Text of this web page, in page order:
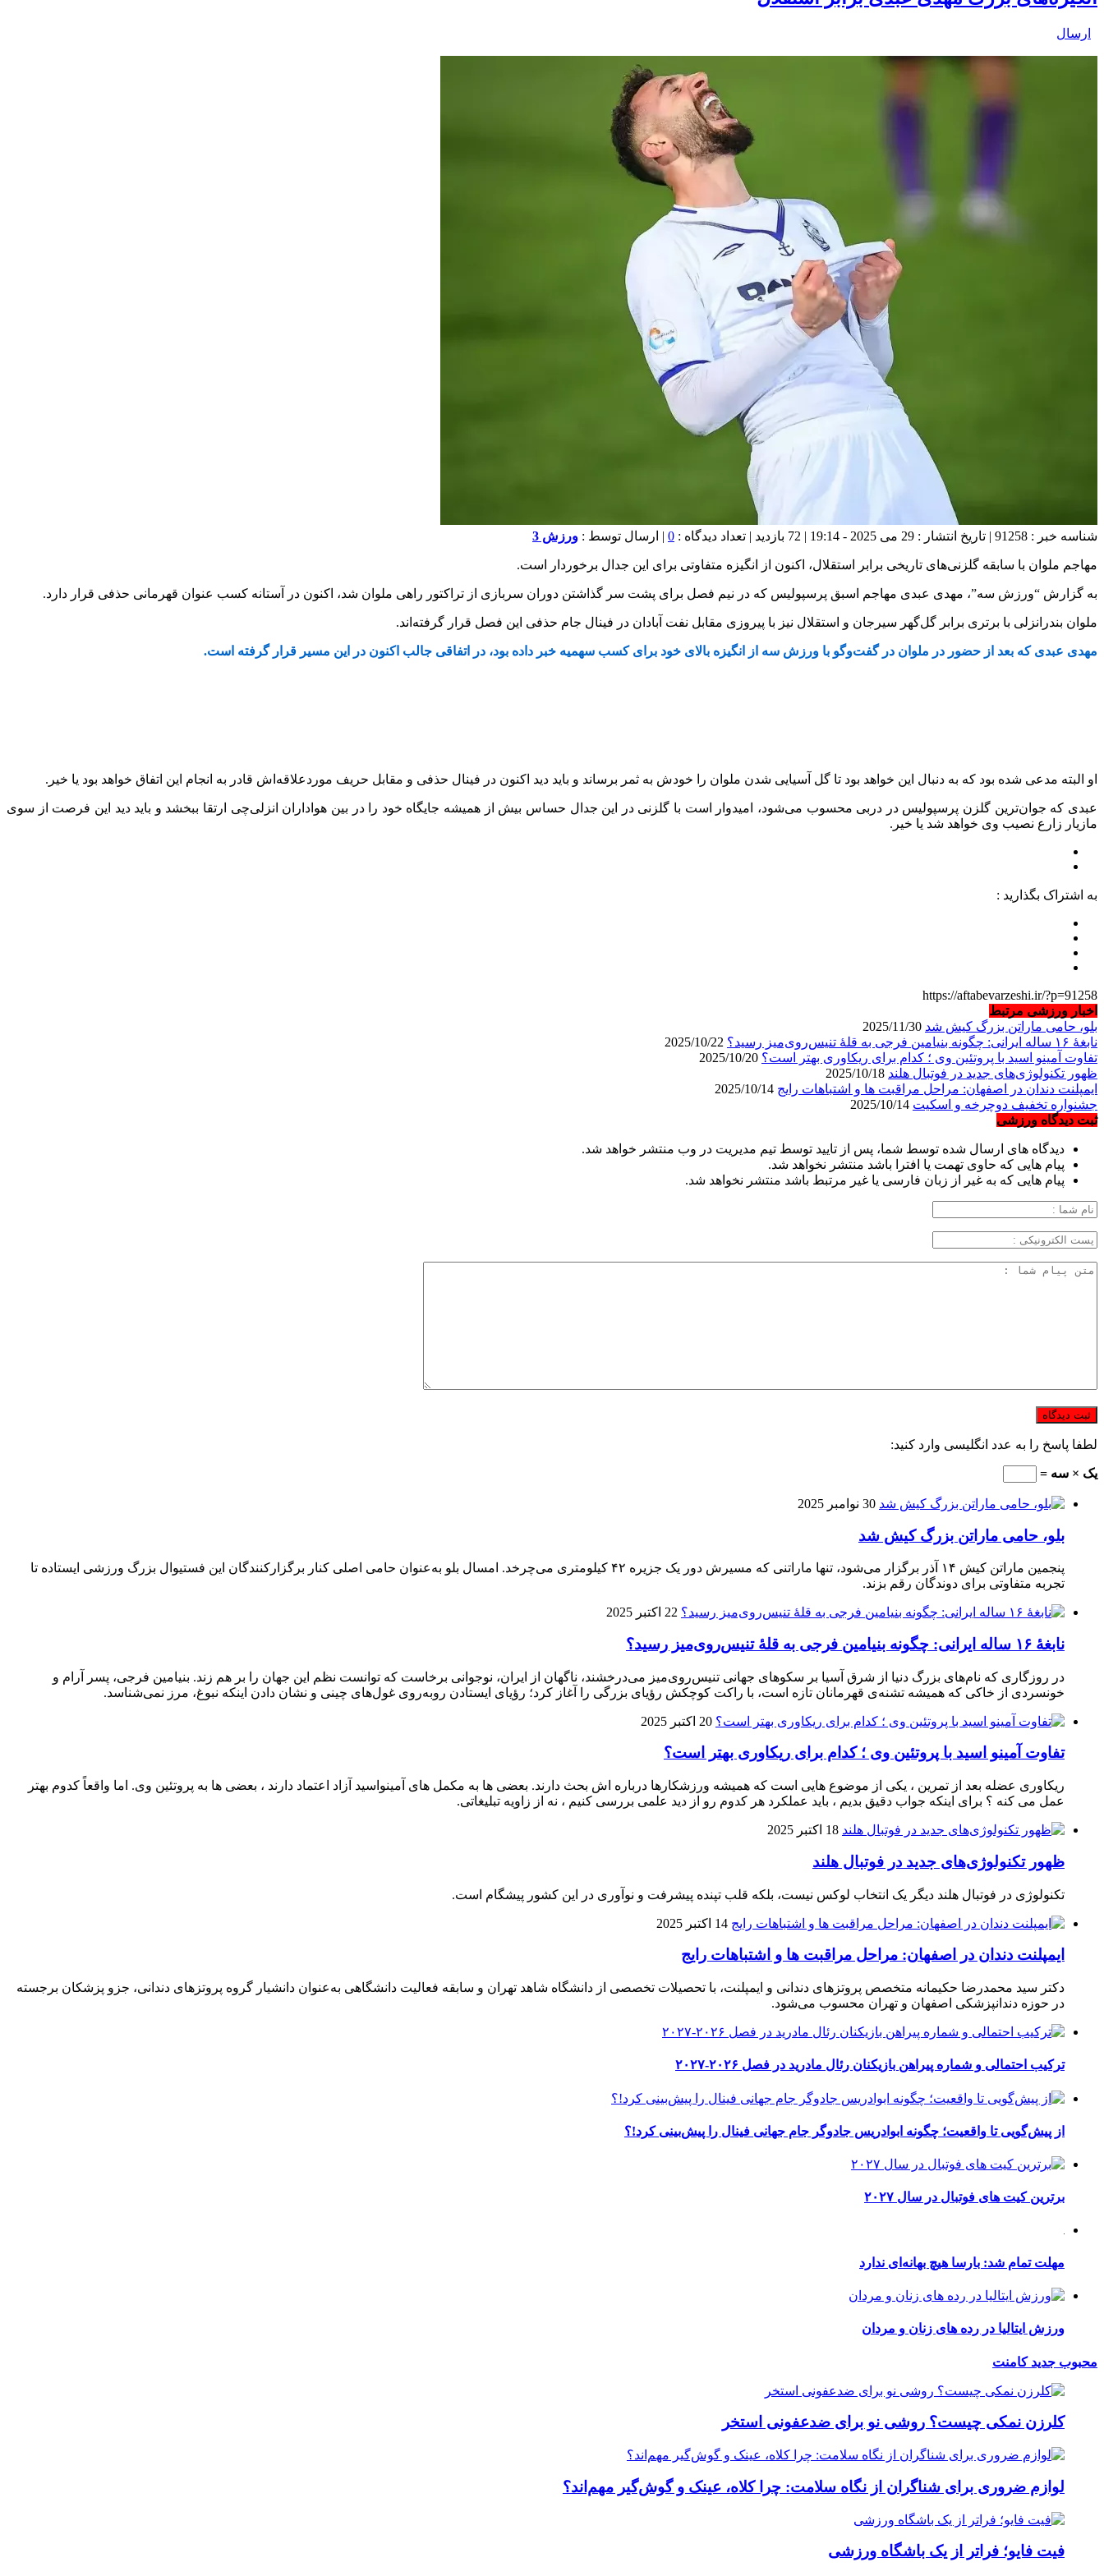
ارسال
شناسه خبر : 91258 | تاریخ انتشار : 29 می 2025 - 19:14 | 72 بازدید | تعداد دیدگاه : 0 | ارسال توسط : ورزش 3
مهاجم ملوان با سابقه گلزنی‌های تاریخی برابر استقلال، اکنون از انگیزه متفاوتی برای این جدال برخوردار است.
به گزارش “ورزش سه”، مهدی عبدی مهاجم اسبق پرسپوليس که در نیم فصل برای پشت سر گذاشتن دوران سربازی از تراکتور راهی ملوان شد، اکنون در آستانه کسب عنوان قهرمانی حذفی قرار دارد.
ملوان بندرانزلی با برتری برابر گل‌گهر سیرجان و استقلال نیز با پیروزی مقابل نفت آبادان در فینال جام حذفی این فصل قرار گرفته‌اند.
مهدی عبدی که بعد از حضور در ملوان در گفت‌وگو با ورزش سه از انگیزه بالای خود برای کسب سهمیه خبر داده بود، در اتفاقی جالب اکنون در این مسیر قرار گرفته است.
او البته مدعی شده بود که به دنبال این خواهد بود تا گل آسیایی شدن ملوان را خودش به ثمر برساند و باید دید اکنون در فینال حذفی و مقابل حریف موردعلاقه‌اش قادر به انجام این اتفاق خواهد بود یا خیر.
عبدی که جوان‌ترین گلزن پرسپوليس در دربی محسوب می‌شود، امیدوار است با گلزنی در این جدال حساس بیش از همیشه جایگاه خود را در بین هواداران انزلی‌چی ارتقا ببخشد و باید دید این فرصت از سوی
مازیار زارع نصیب وی خواهد شد یا خیر.
به اشتراک بگذارید :
https://aftabevarzeshi.ir/?p=91258
اخبار ورزشی مرتبط
بلو، حامی ماراتن بزرگ کیش شد
نابغهٔ ۱۶ ساله ایرانی: چگونه بنیامین فرجی به قلهٔ تنیس‌روی‌میز رسید؟
تفاوت آمینو اسید با پروتئین وی ؛ کدام برای ریکاوری بهتر است؟
ظهور تکنولوژی‌های جدید در فوتبال هلند
ایمپلنت دندان در اصفهان: مراحل مراقبت ها و اشتباهات رایج
جشنواره تخفیف دوچرخه‌ و اسکیت
ثبت دیدگاه ورزشی
دیدگاه های ارسال شده توسط شما، پس از تایید توسط تیم مدیریت در وب منتشر خواهد شد.
پیام هایی که حاوی تهمت یا افترا باشد منتشر نخواهد شد.
پیام هایی که به غیر از زبان فارسی یا غیر مرتبط باشد منتشر نخواهد شد.
لطفا پاسخ را به عدد انگلیسی وارد کنید:
یک × سه =
30 نوامبر 2025
بلو، حامی ماراتن بزرگ کیش شد
پنجمین ماراتن کیش ۱۴ آذر برگزار می‌شود، تنها ماراتنی که مسیرش دور یک جزیره ۴۲ کیلومتری می‌چرخد. امسال بلو به‌عنوان حامی اصلی کنار برگزارکنندگان این فستیوال بزرگ ورزشی ایستاده تا
تجربه متفاوتی برای دوندگان رقم بزند.
22 اکتبر 2025
نابغهٔ ۱۶ ساله ایرانی: چگونه بنیامین فرجی به قلهٔ تنیس‌روی‌میز رسید؟
در روزگاری که نام‌های بزرگ دنیا از شرق آسیا بر سکوهای جهانی تنیس‌روی‌میز می‌درخشند، ناگهان از ایران، نوجوانی برخاست که توانست نظم این جهان را بر هم زند. بنیامین فرجی، پسر آرام و
خونسردی از خاکی که همیشه تشنه‌ی قهرمانان تازه است، با راکت کوچکش رؤیای بزرگی را آغاز کرد؛ رؤیای ایستادن روبه‌روی غول‌های چینی و نشان دادن اینکه نبوغ، مرز نمی‌شناسد.
20 اکتبر 2025
تفاوت آمینو اسید با پروتئین وی ؛ کدام برای ریکاوری بهتر است؟
ریکاوری عضله بعد از تمرین ، یکی از موضوع‌ هایی‌ است که همیشه ورزشکارها درباره‌ اش بحث دارند. بعضی‌ ها به مکمل‌ های آمینواسید آزاد اعتماد دارند ، بعضی‌ ها به پروتئین وی. اما واقعاً کدوم بهتر
عمل می‌ کنه ؟ برای اینکه جواب دقیق بدیم ، باید عملکرد هر کدوم رو از دید علمی بررسی کنیم ، نه از زاویه تبلیغاتی.
18 اکتبر 2025
ظهور تکنولوژی‌های جدید در فوتبال هلند
تکنولوژی در فوتبال هلند دیگر یک انتخاب لوکس نیست، بلکه قلب تپنده پیشرفت و نوآوری در این کشور پیشگام است.
14 اکتبر 2025
ایمپلنت دندان در اصفهان: مراحل مراقبت ها و اشتباهات رایج
دکتر سید محمدرضا حکیمانه متخصص پروتزهای دندانی و ایمپلنت، با تحصیلات تخصصی از دانشگاه شاهد تهران و سابقه فعالیت دانشگاهی به‌عنوان دانشیار گروه پروتزهای دندانی، جزو پزشکان برجسته
در حوزه دندانپزشکی اصفهان و تهران محسوب می‌شود.
ترکیب احتمالی و شماره پیراهن بازیکنان رئال مادرید در فصل ۲۰۲۶-۲۰۲۷
از پیش‌گویی تا واقعیت؛ چگونه ابوادریس جادوگر جام جهانی فینال را پیش‌بینی کرد!؟
برترین کیت های فوتبال در سال ۲۰۲۷
مهلت تمام شد: بارسا هیچ بهانه‌‌ای ندارد
ورزش ایتالیا در رده های زنان و مردان
محبوب جدیدکامنت
کلرزن نمکی چیست؟ روشی نو برای ضدعفونی استخر
لوازم ضروری برای شناگران از نگاه سلامت: چرا کلاه، عینک و گوش‌گیر مهم‌اند؟
فیت ‌فایو؛ فراتر از یک باشگاه ورزشی